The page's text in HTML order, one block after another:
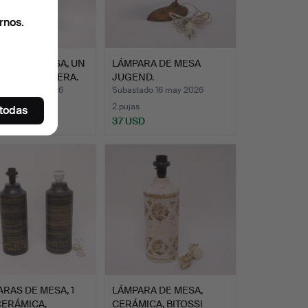
DE MESA, UN
Y MADERA.
19 may 2026
LÁMPARA DE MESA
JUGEND.
Subastado 16 may 2026
2 pujas
37 USD
DE MESA, 1
LÁMPARA DE MESA,
CERÁMICA, BITOSSI